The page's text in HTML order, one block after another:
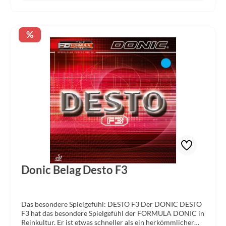
Rabatt
%
Donic Belag Desto F3
Das besondere Spielgefühl: DESTO F3 Der DONIC DESTO
F3 hat das besondere Spielgefühl der FORMULA DONIC in
Reinkultur. Er ist etwas schneller als ein herkömmlicher